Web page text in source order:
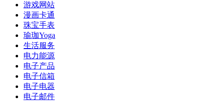
游戏网站
漫画卡通
珠宝手表
瑜珈Yoga
生活服务
电力能源
电子产品
电子信箱
电子电器
电子邮件